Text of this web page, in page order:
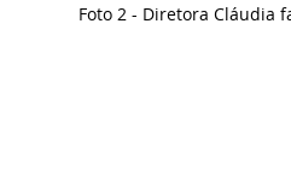
Foto 2 - Diretora Cláudia